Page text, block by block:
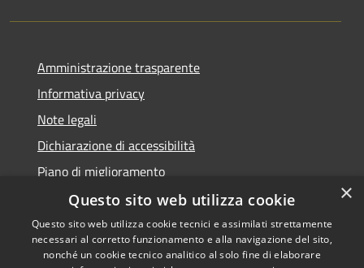
Amministrazione trasparente
Informativa privacy
Note legali
Dichiarazione di accessibilità
Piano di miglioramento
Copyright © 2026 • Comune di
×
Questo sito web utilizza cookie
Questo sito web utilizza cookie tecnici e assimilati strettamente
necessari al corretto funzionamento e alla navigazione del sito,
nonché un cookie tecnico analitico al solo fine di elaborare